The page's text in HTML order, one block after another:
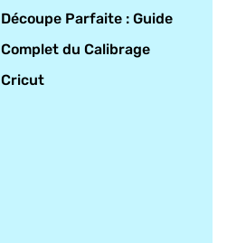
Découpe Parfaite : Guide
Complet du Calibrage
Cricut